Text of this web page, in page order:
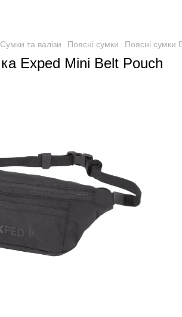
Сумки та валізи Поясні сумки Поясні сумки
Exped Mini Belt Pouch